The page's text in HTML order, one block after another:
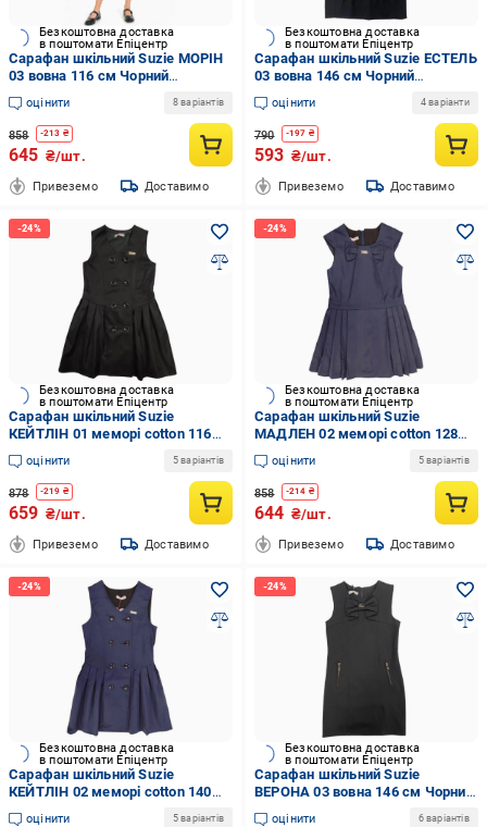
Безкоштовна доставка
в поштомати Епіцентр
Сарафан шкільний Suzie МОРІН
03 вовна 116 см Чорний
(9007_116)
оцінити 8 варіантів
858 -213 ₴
645 ₴/шт.
Привеземо Доставимо
Безкоштовна доставка
в поштомати Епіцентр
Сарафан шкільний Suzie ЕСТЕЛЬ
03 вовна 146 см Чорний
(9004_146)
оцінити 4 варіанти
790 -197 ₴
593 ₴/шт.
Привеземо Доставимо
Безкоштовна доставка
в поштомати Епіцентр
Сарафан шкільний Suzie
КЕЙТЛІН 01 меморі cotton 116
см Чорний (4029_116)
оцінити 5 варіантів
878 -219 ₴
659 ₴/шт.
Привеземо Доставимо
Безкоштовна доставка
в поштомати Епіцентр
Сарафан шкільний Suzie
МАДЛЕН 02 меморі cotton 128
см Синій (652701_128)
оцінити 5 варіантів
858 -214 ₴
644 ₴/шт.
Привеземо Доставимо
Безкоштовна доставка
в поштомати Епіцентр
Сарафан шкільний Suzie
КЕЙТЛІН 02 меморі cotton 140
см Синій (777_140)
оцінити 5 варіантів
Безкоштовна доставка
в поштомати Епіцентр
Сарафан шкільний Suzie
ВЕРОНА 03 вовна 146 см Чорний
(904601_146)
оцінити 6 варіантів